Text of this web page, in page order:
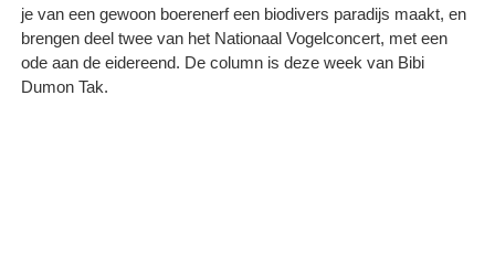
je van een gewoon boerenerf een biodivers paradijs maakt, en
brengen deel twee van het Nationaal Vogelconcert, met een
ode aan de eidereend. De column is deze week van Bibi
Dumon Tak.